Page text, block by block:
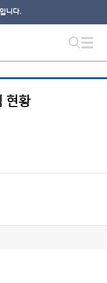
니다.
현황